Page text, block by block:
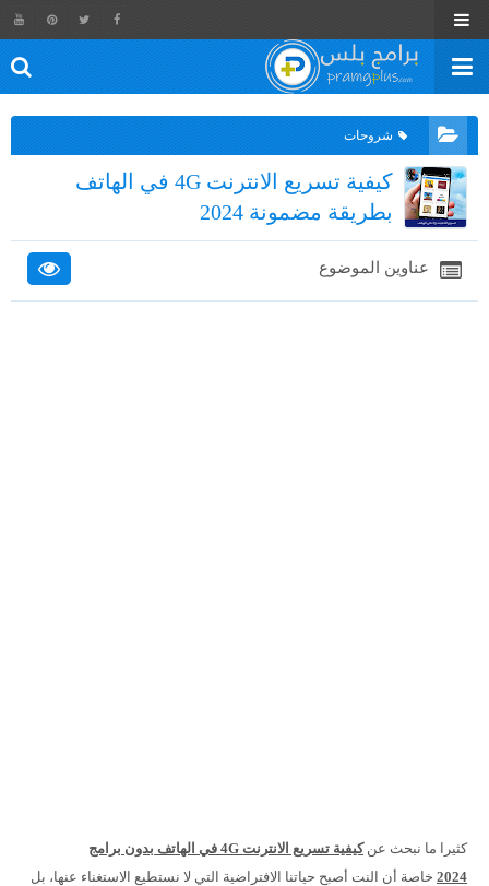
شروحات
كيفية تسريع الانترنت 4G في الهاتف
بطريقة مضمونة 2024
عناوين الموضوع
كثيرا ما نبحث عن
كيفية تسريع الانترنت 4G في الهاتف بدون برامج
2024 خاصة أن النت أصبح حياتنا الافتراضية التي لا نستطيع الاستغناء عنها، بل